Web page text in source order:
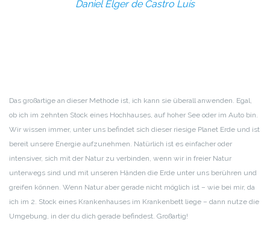
Daniel Elger de Castro Luís
Das großartige an dieser Methode ist, ich kann sie überall anwenden. Egal,
ob ich im zehnten Stock eines Hochhauses, auf hoher See oder im Auto bin.
Wir wissen immer, unter uns befindet sich dieser riesige Planet Erde und ist
bereit unsere Energie aufzunehmen. Natürlich ist es einfacher oder
intensiver, sich mit der Natur zu verbinden, wenn wir in freier Natur
unterwegs sind und mit unseren Händen die Erde unter uns berühren und
greifen können. Wenn Natur aber gerade nicht möglich ist – wie bei mir, da
ich im 2. Stock eines Krankenhauses im Krankenbett liege – dann nutze die
Umgebung, in der du dich gerade befindest. Großartig!